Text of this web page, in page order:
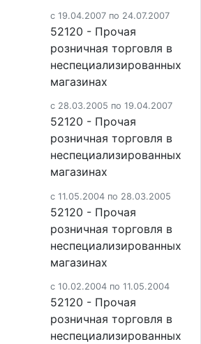
c 19.04.2007 по 24.07.2007
52120 - Прочая
розничная торговля в
неспециализированных
магазинах
c 28.03.2005 по 19.04.2007
52120 - Прочая
розничная торговля в
неспециализированных
магазинах
c 11.05.2004 по 28.03.2005
52120 - Прочая
розничная торговля в
неспециализированных
магазинах
c 10.02.2004 по 11.05.2004
52120 - Прочая
розничная торговля в
неспециализированных